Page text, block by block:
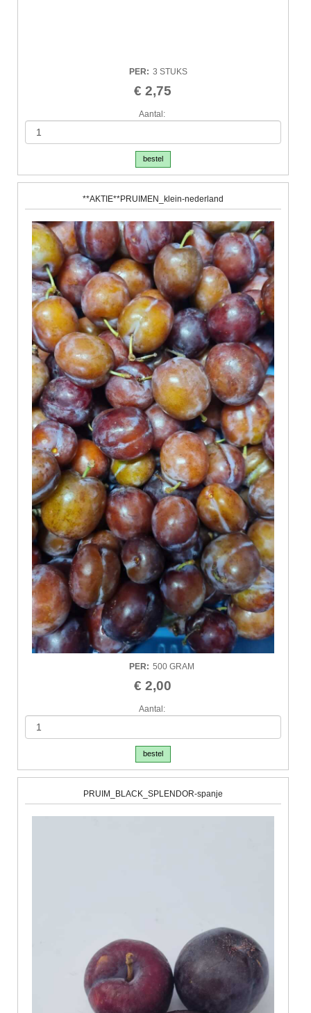
PER: 3 STUKS
€ 2,75
Aantal:
bestel
**AKTIE**PRUIMEN_klein-nederland
PER: 500 GRAM
€ 2,00
Aantal:
bestel
PRUIM_BLACK_SPLENDOR-spanje